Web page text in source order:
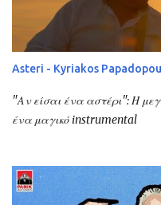
Asteri - Kyriakos
"Αν είσαι ένα αστέρι": Η
ένα μαγικό instrumental